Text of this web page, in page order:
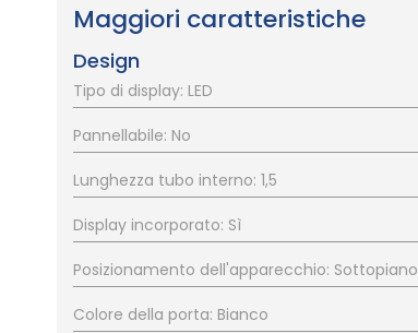
Maggiori caratteristiche
Design
Tipo di display: LED
Pannellabile: No
Lunghezza tubo interno: 1,5
Display incorporato: Sì
Posizionamento dell'apparecchio: Sottopiano
Colore della porta: Bianco